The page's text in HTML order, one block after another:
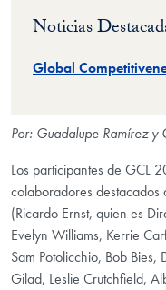
Noticias
Global
Por: Guadalupe Ramírez y
Los participantes de GCL
colaboradores
(Ricardo Ernst, quien es
Evelyn Williams, Kerrie
Sam Potolicchio, Bob
Gilad, Leslie Crutchfield,